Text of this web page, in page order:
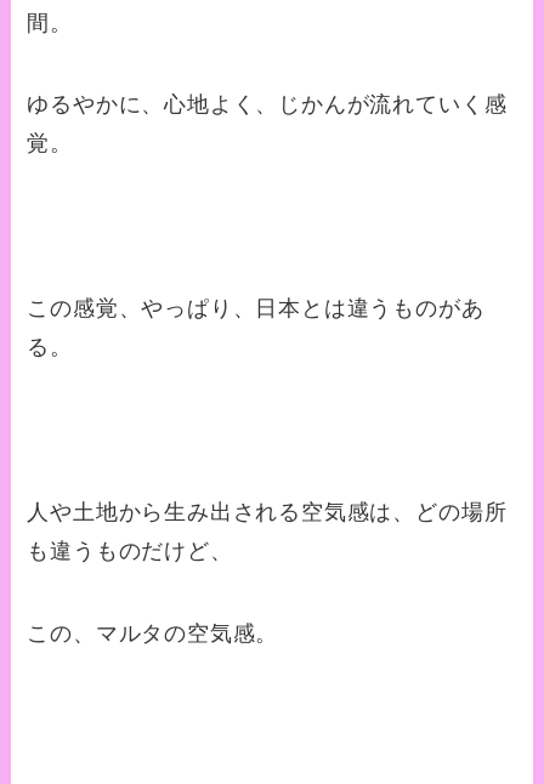
間。
ゆるやかに、心地よく、じかんが流れていく感
覚。
この感覚、やっぱり、日本とは違うものがあ
る。
人や土地から生み出される空気感は、どの場所
も違うものだけど、
この、マルタの空気感。